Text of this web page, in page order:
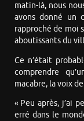
matin-là, nous
avons donné un
rapproché de moi
aboutissants du
Ce n’était
comprendre
macabre, la voix
« Peu après, j’ai
erré dans le